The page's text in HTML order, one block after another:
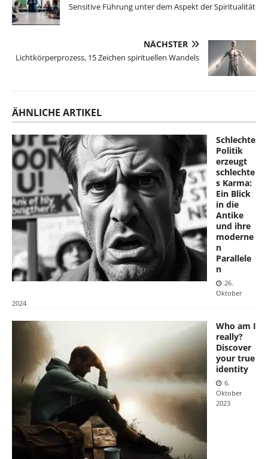
Sensitive Führung unter dem Aspekt der Spiritualität
NÄCHSTER
Lichtkörperprozess, 15 Zeichen spirituellen Wandels
ÄHNLICHE ARTIKEL
Schlechte
Politik
erzeugt
schlechte
s Karma:
Ein Blick
in die
Antike
und ihre
moderne
n
Parallele
n
26.
Oktober
2024
Who am I
really?
Discover
your true
identity
6.
Oktober
2023